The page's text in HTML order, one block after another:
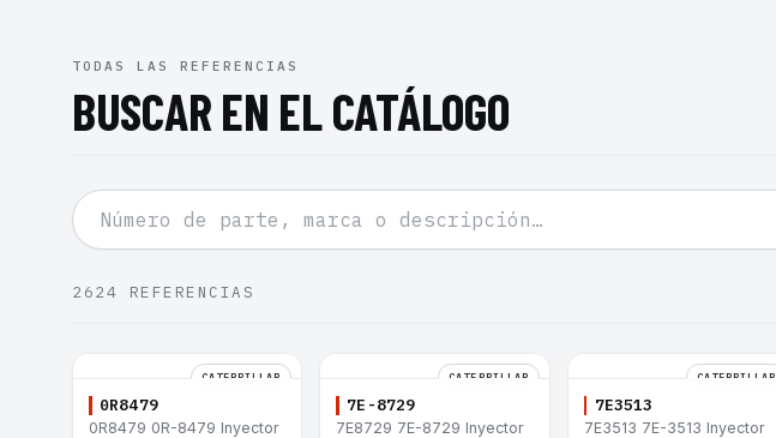
TODAS LAS REFERENCIAS
BUSCAR EN EL CATÁLOGO
2624 REFERENCIAS
CATERPILLAR
0R8479
0R8479 0R-8479 Inyector
CATERPILLAR
7E-8729
7E8729 7E-8729 Inyector
CATERPILLAR
7E3513
7E3513 7E-3513 Inyector